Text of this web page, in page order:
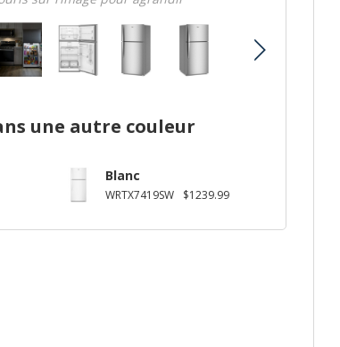
une autre couleur
Blanc
WRTX7419SW $1239.99